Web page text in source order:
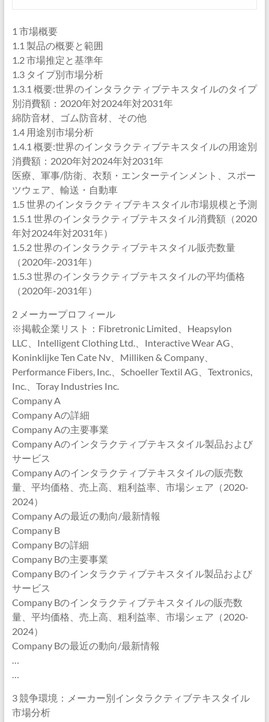
1 市場概要
1.1 製品の概要と範囲
1.2 市場推定と基準年
1.3 タイプ別市場分析
1.3.1 概要:世界のインタラクティブテキスタイルのタイプ
別消費額：2020年対2024年対2031年
綿防音材、ゴム防音材、その他
1.4 用途別市場分析
1.4.1 概要:世界のインタラクティブテキスタイルの用途別
消費額：2020年対2024年対2031年
医療、軍事/防衛、衣類・エンターテインメント、スポー
ツウェア、輸送・自動車
1.5 世界のインタラクティブテキスタイル市場規模と予測
1.5.1 世界のインタラクティブテキスタイル消費額（2020
年対2024年対2031年）
1.5.2 世界のインタラクティブテキスタイル販売数量
（2020年-2031年）
1.5.3 世界のインタラクティブテキスタイルの平均価格
（2020年-2031年）
2 メーカープロフィール
※掲載企業リスト：Fibretronic Limited、Heapsylon
LLC、Intelligent Clothing Ltd.、Interactive Wear AG、
Koninklijke Ten Cate Nv、Milliken & Company、
Performance Fibers, Inc.、Schoeller Textil AG、Textronics,
Inc.、Toray Industries Inc.
Company A
Company Aの詳細
Company Aの主要事業
Company Aのインタラクティブテキスタイル製品および
サービス
Company Aのインタラクティブテキスタイルの販売数
量、平均価格、売上高、粗利益率、市場シェア（2020-
2024）
Company Aの最近の動向/最新情報
Company B
Company Bの詳細
Company Bの主要事業
Company Bのインタラクティブテキスタイル製品および
サービス
Company Bのインタラクティブテキスタイルの販売数
量、平均価格、売上高、粗利益率、市場シェア（2020-
2024）
Company Bの最近の動向/最新情報
…
…
3 競争環境：メーカー別インタラクティブテキスタイル
市場分析